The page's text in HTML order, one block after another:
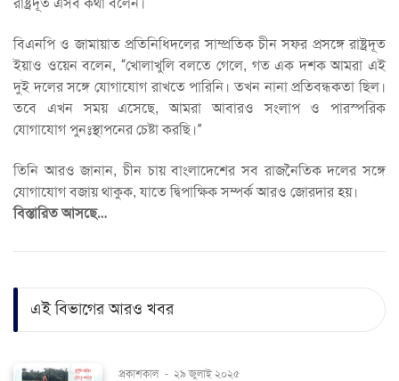
বিএনপি ও জামায়াত প্রতিনিধিদলের সাম্প্রতিক চীন সফর প্রসঙ্গে রাষ্ট্রদূত
ইয়াও ওয়েন বলেন, “খোলাখুলি বলতে গেলে, গত এক দশক আমরা এই
দুই দলের সঙ্গে যোগাযোগ রাখতে পারিনি। তখন নানা প্রতিবন্ধকতা ছিল।
তবে এখন সময় এসেছে, আমরা আবারও সংলাপ ও পারস্পরিক
যোগাযোগ পুনঃস্থাপনের চেষ্টা করছি।”
তিনি আরও জানান, চীন চায় বাংলাদেশের সব রাজনৈতিক দলের সঙ্গে
যোগাযোগ বজায় থাকুক, যাতে দ্বিপাক্ষিক সম্পর্ক আরও জোরদার হয়।
বিস্তারিত আসছে…
এই বিভাগের আরও খবর
প্রকাশকাল - ২৯ জুলাই ২০২৫